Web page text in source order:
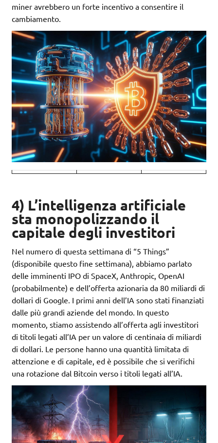
miner avrebbero un forte incentivo a consentire il
cambiamento.
4) L’intelligenza artificiale
sta monopolizzando il
capitale degli investitori
Nel numero di questa settimana di “5 Things”
(disponibile questo fine settimana), abbiamo parlato
delle imminenti IPO di SpaceX, Anthropic, OpenAI
(probabilmente) e dell’offerta azionaria da 80 miliardi di
dollari di Google. I primi anni dell’IA sono stati finanziati
dalle più grandi aziende del mondo. In questo
momento, stiamo assistendo all’offerta agli investitori
di titoli legati all’IA per un valore di centinaia di miliardi
di dollari. Le persone hanno una quantità limitata di
attenzione e di capitale, ed è possibile che si verifichi
una rotazione dal Bitcoin verso i titoli legati all’IA.